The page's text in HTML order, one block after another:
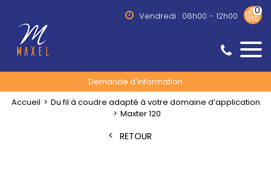
Vendredi : 08h00 - 12h00 0
Demande d'information
Accueil
Du fil à coudre adapté à votre domaine d’application
Maxter 120
RETOUR